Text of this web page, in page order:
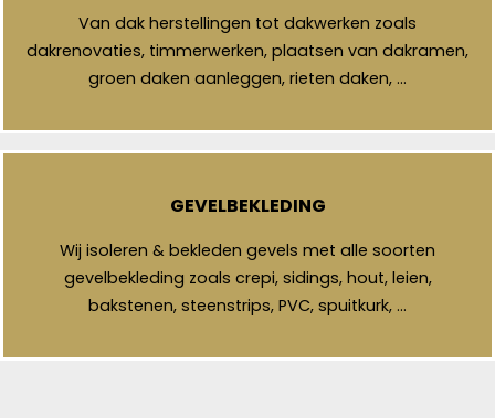
Van dak herstellingen tot dakwerken zoals
dakrenovaties, timmerwerken, plaatsen van dakramen,
groen daken aanleggen, rieten daken, …
GEVELBEKLEDING
Wij isoleren & bekleden gevels met alle soorten
gevelbekleding zoals crepi, sidings, hout, leien,
bakstenen, steenstrips, PVC, spuitkurk, …